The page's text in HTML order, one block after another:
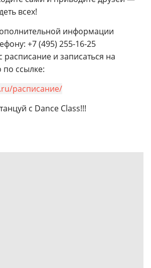
всех!
информации
+7 (495) 255-16-25
расписание и записаться на
ссылке:
расписание/
с Dance Class!!!